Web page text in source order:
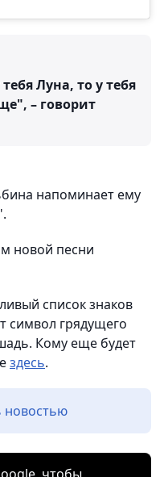
Луна, то у тебя
– говорит
напоминает ему
новой песни
список знаков
символ грядущего
Кому еще будет
здесь.
новостью